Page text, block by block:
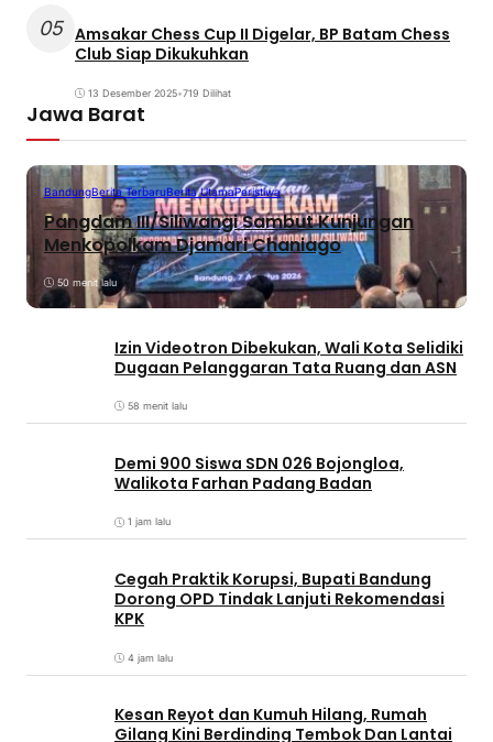
05 Amsakar Chess Cup II Digelar, BP Batam Chess
Club Siap Dikukuhkan
13 Desember 2025•719 Dilihat
Jawa Barat
BandungBerita TerbaruBerita UtamaPeristiwa
Pangdam III/Siliwangi Sambut Kunjungan
Menkopolkam Djamari Chaniago
50 menit lalu
Izin Videotron Dibekukan, Wali Kota Selidiki
Dugaan Pelanggaran Tata Ruang dan ASN
58 menit lalu
Demi 900 Siswa SDN 026 Bojongloa,
Walikota Farhan Padang Badan
1 jam lalu
Cegah Praktik Korupsi, Bupati Bandung
Dorong OPD Tindak Lanjuti Rekomendasi
KPK
4 jam lalu
Kesan Reyot dan Kumuh Hilang, Rumah
Gilang Kini Berdinding Tembok Dan Lantai